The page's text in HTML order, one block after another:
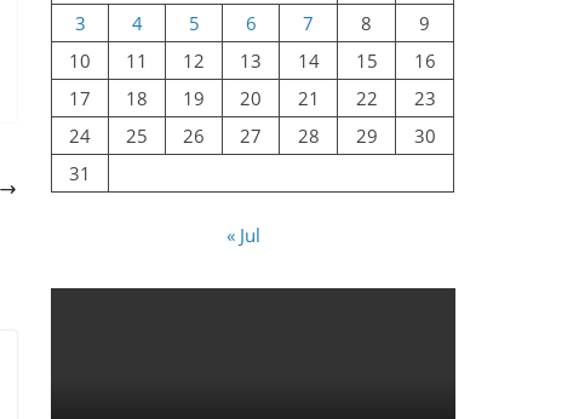
3
4 5 6 7 8
9
10
11 12 13 14 15
16
17
18 19 20 21 22
23
24
25 26 27 28 29
30
31
« Jul